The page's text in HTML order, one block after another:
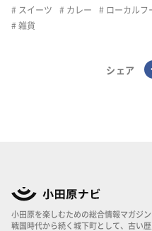
スイーツ カレー ローカルフ
雑貨
シェア
小田原を楽しむための総合情報マガジン
戦国時代から続く城下町として、古い歴